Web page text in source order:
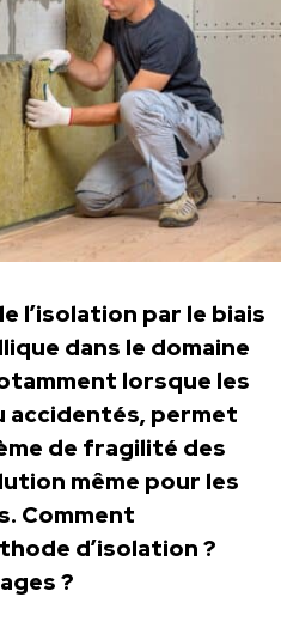
l’isolation par le biais
dans le domaine
lorsque les
accidentés, permet
de fragilité des
même pour les
Comment
d’isolation ?
?